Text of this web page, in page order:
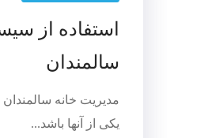
استفاده از
سالمندان
مدیریت خانه
یکی از آنها باشد...